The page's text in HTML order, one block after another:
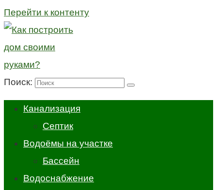
Перейти к контенту
Поиск:
Канализация
Септик
Водоёмы на участке
Бассейн
Водоснабжение